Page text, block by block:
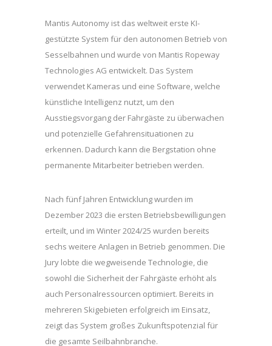
Mantis Autonomy ist das weltweit erste KI-
gestützte System für den autonomen Betrieb von
Sesselbahnen und wurde von Mantis Ropeway
Technologies AG entwickelt. Das System
verwendet Kameras und eine Software, welche
künstliche Intelligenz nutzt, um den
Ausstiegsvorgang der Fahrgäste zu überwachen
und potenzielle Gefahrensituationen zu
erkennen. Dadurch kann die Bergstation ohne
permanente Mitarbeiter betrieben werden.
Nach fünf Jahren Entwicklung wurden im
Dezember 2023 die ersten Betriebsbewilligungen
erteilt, und im Winter 2024/25 wurden bereits
sechs weitere Anlagen in Betrieb genommen. Die
Jury lobte die wegweisende Technologie, die
sowohl die Sicherheit der Fahrgäste erhöht als
auch Personalressourcen optimiert. Bereits in
mehreren Skigebieten erfolgreich im Einsatz,
zeigt das System großes Zukunftspotenzial für
die gesamte Seilbahnbranche.